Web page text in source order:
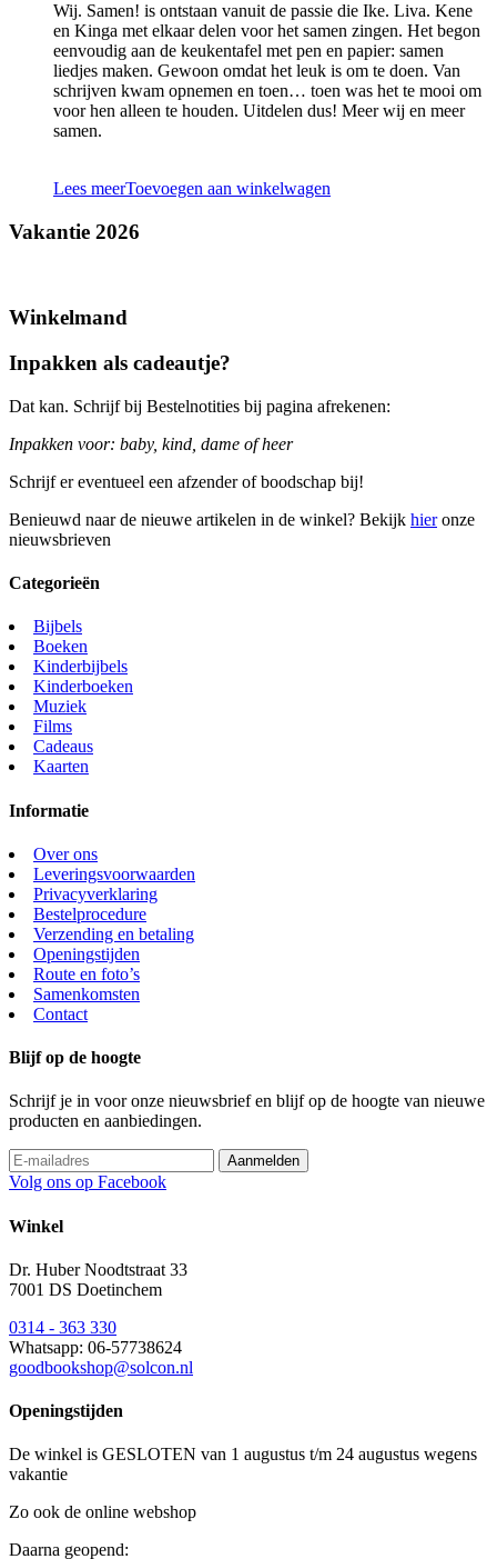
Wij. Samen! is ontstaan vanuit de passie die Ike. Liva. Kene
en Kinga met elkaar delen voor het samen zingen. Het begon
eenvoudig aan de keukentafel met pen en papier: samen
liedjes maken. Gewoon omdat het leuk is om te doen. Van
schrijven kwam opnemen en toen… toen was het te mooi om
voor hen alleen te houden. Uitdelen dus! Meer wij en meer
samen.
Lees meerToevoegen aan winkelwagen
Vakantie 2026
Winkelmand
Inpakken als cadeautje?
Dat kan. Schrijf bij Bestelnotities bij pagina afrekenen:
Inpakken voor: baby, kind, dame of heer
Schrijf er eventueel een afzender of boodschap bij!
Benieuwd naar de nieuwe artikelen in de winkel? Bekijk hieronze
nieuwsbrieven
Categorieën
Bijbels
Boeken
Kinderbijbels
Kinderboeken
Muziek
Films
Cadeaus
Kaarten
Informatie
Over ons
Leveringsvoorwaarden
Privacyverklaring
Bestelprocedure
Verzending en betaling
Openingstijden
Route en foto’s
Samenkomsten
Contact
Blijf op de hoogte
Schrijf je in voor onze nieuwsbrief en blijf op de hoogte van nieuwe
producten en aanbiedingen.
Volg ons op Facebook
Winkel
Dr. Huber Noodtstraat 33
7001 DS Doetinchem
0314 - 363 330
Whatsapp: 06-57738624
goodbookshop@solcon.nl
Openingstijden
De winkel is GESLOTEN van 1 augustus t/m 24 augustus wegens
vakantie
Zo ook de online webshop
Daarna geopend: